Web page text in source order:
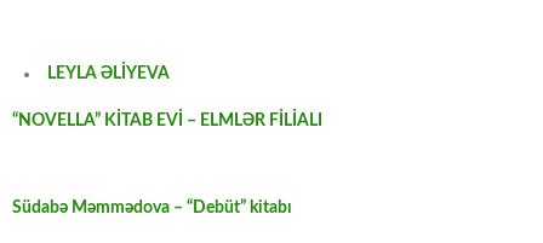
LEYLA ƏLİYEVA
“NOVELLA” KİTAB EVİ – ELMLƏR FİLİALI
Südabə Məmmədova – “Debüt” kitabı